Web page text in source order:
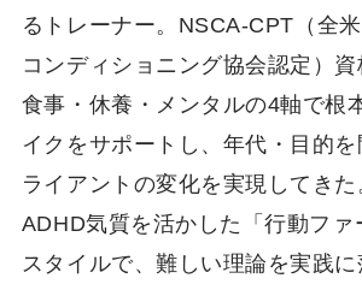
るトレーナー。NSCA-CPT（全
コンディショニング協会認定）資
食事・休養・メンタルの4軸で根
イクをサポートし、年代・目的
ライアントの変化を実現してきた
ADHD気質を活かした「行動ファ
スタイルで、難しい理論を実践に